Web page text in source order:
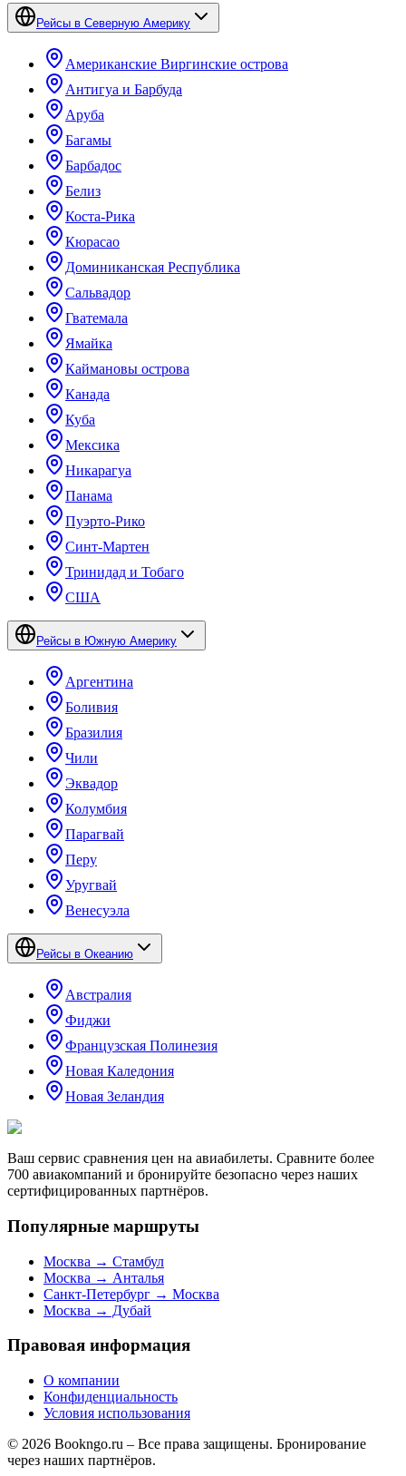
Рейсы в Северную Америку
Американские Виргинские острова
Антигуа и Барбуда
Аруба
Багамы
Барбадос
Белиз
Коста-Рика
Кюрасао
Доминиканская Республика
Сальвадор
Гватемала
Ямайка
Каймановы острова
Канада
Куба
Мексика
Никарагуа
Панама
Пуэрто-Рико
Синт-Мартен
Тринидад и Тобаго
США
Рейсы в Южную Америку
Аргентина
Боливия
Бразилия
Чили
Эквадор
Колумбия
Парагвай
Перу
Уругвай
Венесуэла
Рейсы в Океанию
Австралия
Фиджи
Французская Полинезия
Новая Каледония
Новая Зеландия
Ваш сервис сравнения цен на авиабилеты. Сравните более
700 авиакомпаний и бронируйте безопасно через наших
сертифицированных партнёров.
Популярные маршруты
Москва → Стамбул
Москва → Анталья
Санкт-Петербург → Москва
Москва → Дубай
Правовая информация
О компании
Конфиденциальность
Условия использования
© 2026 Bookngo.ru – Все права защищены. Бронирование
через наших партнёров.